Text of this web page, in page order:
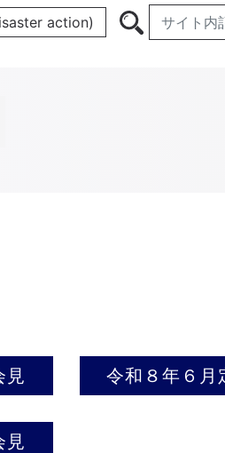
action)
見 令和８年６月
見